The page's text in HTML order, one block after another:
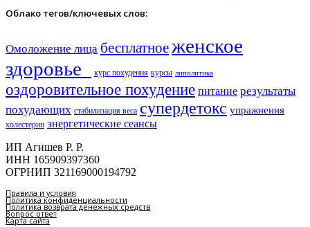
Облако тегов/ключевых слов:
Омоложение лица бесплатноеженское
здоровье​
курс похудения курсы липолитика
оздоровительное похудение питание результаты
похудающих стабилизация веса супердетокс упражнения
холестерин энергетические сеансы
ИП Агишев Р. Р.
ИНН 165909397360
ОГРНИП 321169000194792
Правила и условия
Политика конфиденциальности
Политика возврата денежных средств
Вопрос ответ
Карта сайта